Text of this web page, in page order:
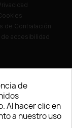
de Contratación
de accesibilidad
de
Al hacer clic en
a nuestro uso